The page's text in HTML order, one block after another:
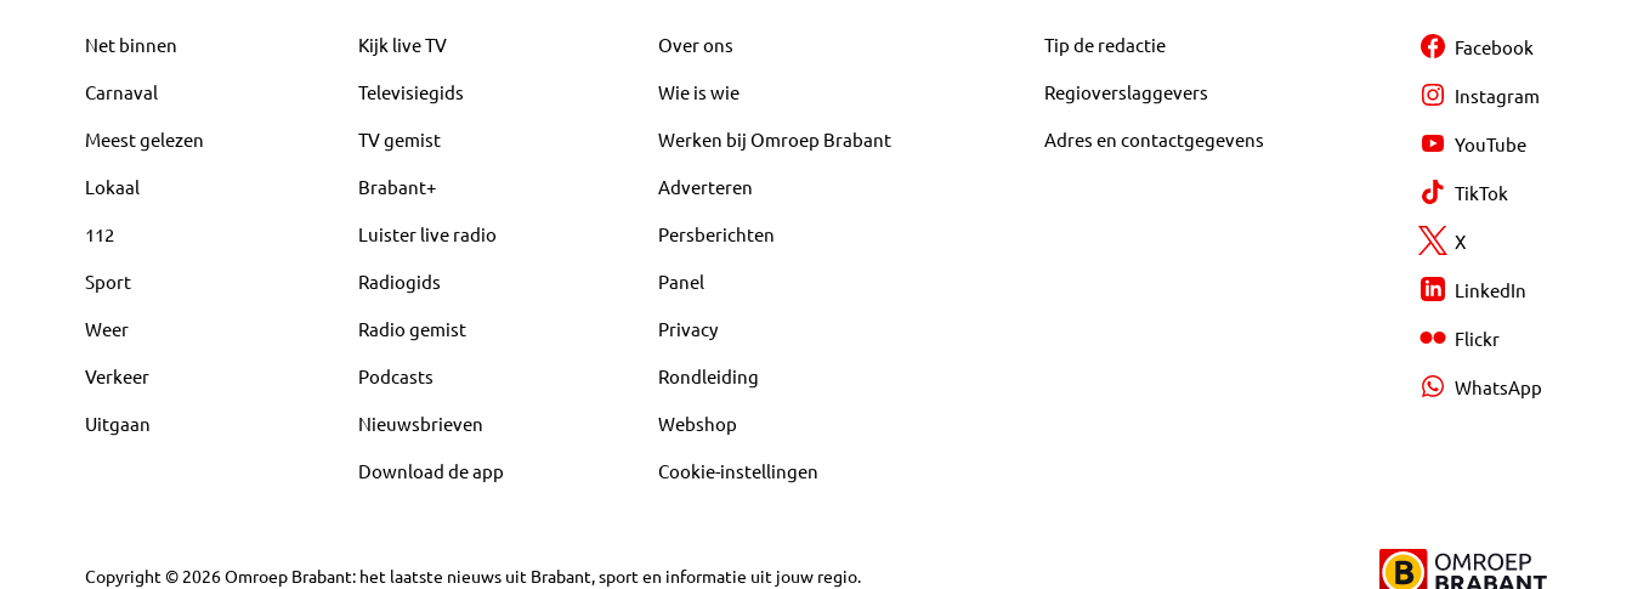
Net binnen
Carnaval
Meest gelezen
Lokaal
112
Sport
Weer
Verkeer
Uitgaan
Kijk live TV
Televisiegids
TV gemist
Brabant+
Luister live radio
Radiogids
Radio gemist
Podcasts
Nieuwsbrieven
Download de app
Over ons
Wie is wie
Werken bij Omroep Brabant
Adverteren
Persberichten
Panel
Privacy
Rondleiding
Webshop
Cookie-instellingen
Tip de redactie
Regioverslaggevers
Adres en contactgegevens
Facebook
Instagram
YouTube
TikTok
X
LinkedIn
Flickr
WhatsApp
Copyright © 2026Omroep Brabant: het laatste nieuws uit Brabant, sport en informatie uit jouw regio.